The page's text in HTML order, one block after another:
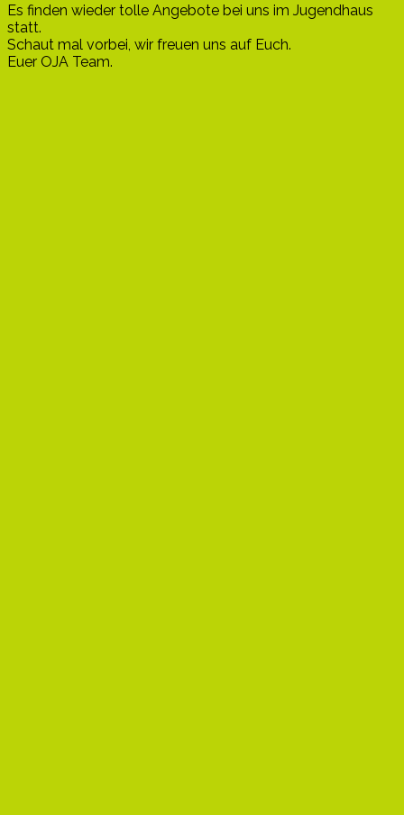
Es finden wieder tolle Angebote bei uns im Jugendhaus
statt.
Schaut mal vorbei, wir freuen uns auf Euch.
Euer OJA Team.